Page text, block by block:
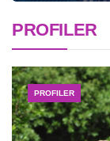
PROFILER
PROFILER